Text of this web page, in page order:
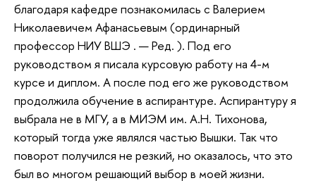
благодаря кафедре познакомилась с Валерием
Николаевичем Афанасьевым (ординарный
профессор НИУ ВШЭ . — Ред. ). Под его
руководством я писала курсовую работу на 4-м
курсе и диплом. А после под его же руководством
продолжила обучение в аспирантуре. Аспирантуру я
выбрала не в МГУ, а в МИЭМ им. А.Н. Тихонова,
который тогда уже являлся частью Вышки. Так что
поворот получился не резкий, но оказалось, что это
был во многом решающий выбор в моей жизни.